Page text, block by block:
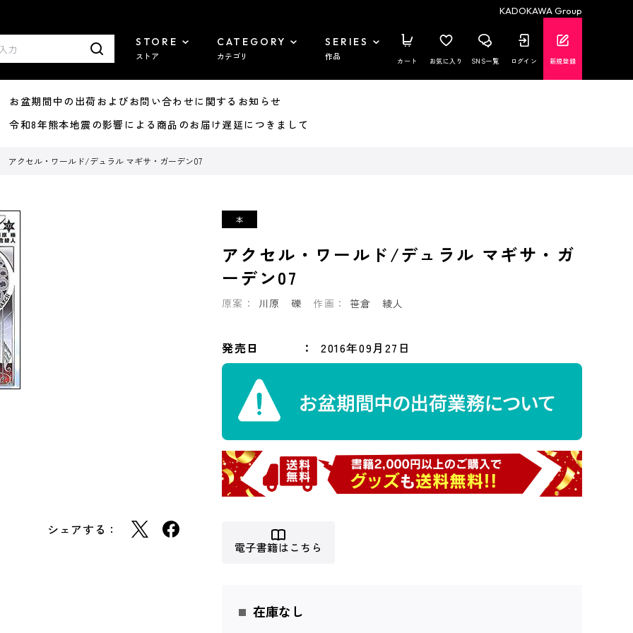
KADOKAWA Group
STORE
ストア
CATEGORY
カテゴリ
SERIES
作品 カート お気に入り SNS一覧 ログイン 新規登録
盆期間中の出荷およびお問い合わせに関するお知らせ
和8年熊本地震の影響による商品のお届け遅延につきまして
アクセル・ワールド/デュラル マギサ・ガーデン07
シェアする：
アクセル・ワールド/デュラル マギサ・ガ
ーデン07
原案： 川原 礫 作画： 笹倉 綾人
発売日 2016年09月27日
電子書籍はこちら
在庫なし